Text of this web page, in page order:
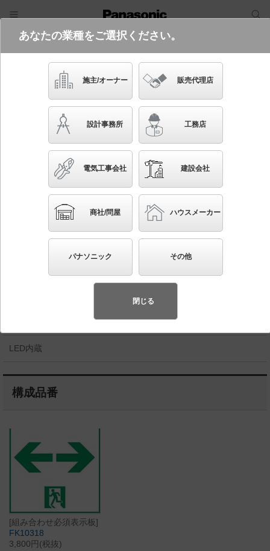
電気・建築設備（ビジネス）
フリーワード
品番・キーワード
かんたん照度計算
FA10318C LE1
(通路用片面型・両方向・表示板別売
り)
天井直付型・壁直付型・天井吊下型 LED 誘導灯 片
◆組み合わせ希望小売価格 38,500円(税抜)
【本体】FA10318C LE1 34,700円(税抜)
【表示板】FK10318 3,800円(税抜)
LED内蔵
構成品番
[組み合わせ必須表示板]
FK10318
3,800円(税抜)
あなたの業種をご選択ください。
施主/オーナー 販売代理店
設計事務所 工務店
電気工事会社 建設会社
商社/問屋 ハウスメーカー
パナソニック その他
閉じる